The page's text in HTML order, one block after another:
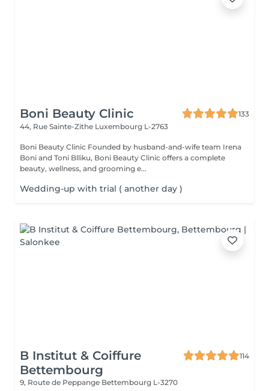
Boni Beauty Clinic
133
44, Rue Sainte-Zithe Luxembourg L-2763
Boni Beauty Clinic Founded by husband-and-wife team Irena
Boni and Toni Blliku, Boni Beauty Clinic offers a complete
beauty, wellness, and grooming e...
Wedding-up with trial ( another day )
B Institut & Coiffure
Bettembourg
114
9, Route de Peppange Bettembourg L-3270